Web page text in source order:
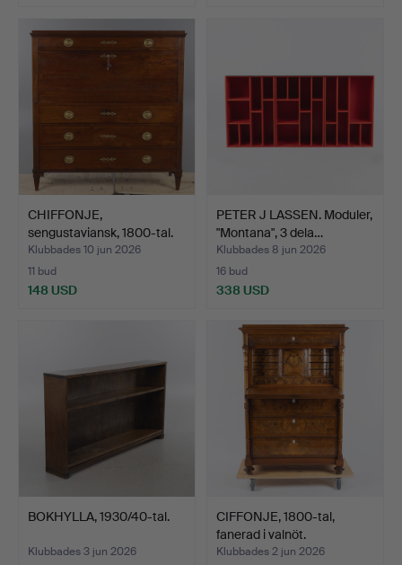
CHIFFONJE,
sengustaviansk, 1800-tal.
Klubbades 10 jun 2026
11 bud
148 USD
PETER J LASSEN. Moduler,
"Montana", 3 dela…
Klubbades 8 jun 2026
16 bud
338 USD
BOKHYLLA, 1930/40-tal.
Klubbades 3 jun 2026
CIFFONJE, 1800-tal,
fanerad i valnöt.
Klubbades 2 jun 2026